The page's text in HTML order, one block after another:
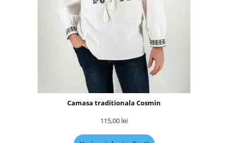
Camasa traditionala Cosmin
115,00 lei